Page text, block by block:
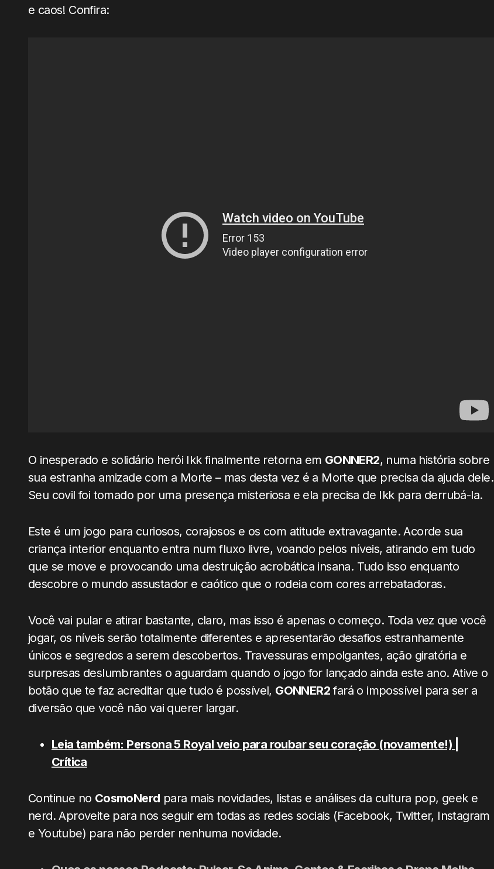
e caos! Confira:
O inesperado e solidário herói Ikk finalmente retorna em GONNER2, numa história sobre
sua estranha amizade com a Morte – mas desta vez é a Morte que precisa da ajuda dele.
Seu covil foi tomado por uma presença misteriosa e ela precisa de Ikk para derrubá-la.
Este é um jogo para curiosos, corajosos e os com atitude extravagante. Acorde sua
criança interior enquanto entra num fluxo livre, voando pelos níveis, atirando em tudo
que se move e provocando uma destruição acrobática insana. Tudo isso enquanto
descobre o mundo assustador e caótico que o rodeia com cores arrebatadoras.
Você vai pular e atirar bastante, claro, mas isso é apenas o começo. Toda vez que você
jogar, os níveis serão totalmente diferentes e apresentarão desafios estranhamente
únicos e segredos a serem descobertos. Travessuras empolgantes, ação giratória e
surpresas deslumbrantes o aguardam quando o jogo for lançado ainda este ano. Ative o
botão que te faz acreditar que tudo é possível, GONNER2fará o impossível para ser a
diversão que você não vai querer largar.
Leia também: Persona 5 Royal veio para roubar seu coração (novamente!)
Crítica
Continue no CosmoNerd para mais novidades, listas e análises da cultura pop, geek e
nerd. Aproveite para nos seguir em todas as redes sociais (Facebook, Twitter, Instagram
e Youtube) para não perder nenhuma novidade.